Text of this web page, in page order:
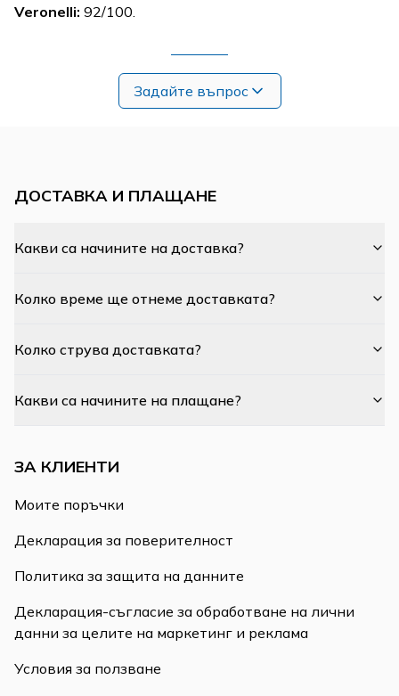
Veronelli: 92/100.
Задайте въпрос
ДОСТАВКА И ПЛАЩАНЕ
Какви са начините на доставка?
Колко време ще отнеме доставката?
Колко струва доставката?
Какви са начините на плащане?
ЗА КЛИЕНТИ
Моите поръчки
Декларация за поверителност
Политика за защита на данните
Декларация-съгласие за обработване на лични
данни за целите на маркетинг и реклама
Условия за ползване